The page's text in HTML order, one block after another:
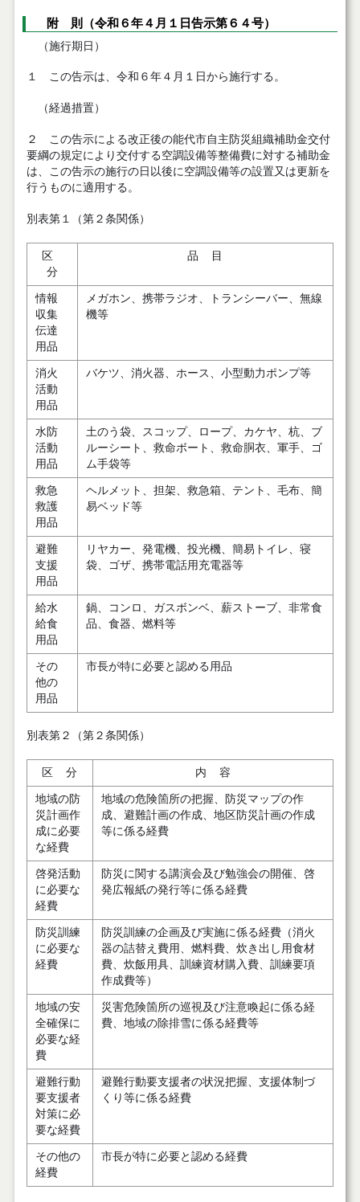
附 則（令和６年４月１日告示第６４号）
（施行期日）
１ この告示は、令和６年４月１日から施行する。
（経過措置）
２ この告示による改正後の能代市自主防災組織補助金交付
要綱の規定により交付する空調設備等整備費に対する補助金
は、この告示の施行の日以後に空調設備等の設置又は更新を
行うものに適用する。
別表第１（第２条関係）
区
分
品 目
情報
収集
伝達
用品
メガホン、携帯ラジオ、トランシーバー、無線
機等
消火
活動
用品
バケツ、消火器、ホース、小型動力ポンプ等
水防
活動
用品
土のう袋、スコップ、ロープ、カケヤ、杭、ブ
ルーシート、救命ボート、救命胴衣、軍手、ゴ
ム手袋等
救急
救護
用品
ヘルメット、担架、救急箱、テント、毛布、簡
易ベッド等
避難
支援
用品
リヤカー、発電機、投光機、簡易トイレ、寝
袋、ゴザ、携帯電話用充電器等
給水
給食
用品
鍋、コンロ、ガスボンベ、薪ストーブ、非常食
品、食器、燃料等
その
他の
用品
市長が特に必要と認める用品
別表第２（第２条関係）
区 分 内 容
地域の防
災計画作
成に必要
な経費
地域の危険箇所の把握、防災マップの作
成、避難計画の作成、地区防災計画の作成
等に係る経費
啓発活動
に必要な
経費
防災に関する講演会及び勉強会の開催、啓
発広報紙の発行等に係る経費
防災訓練
に必要な
経費
防災訓練の企画及び実施に係る経費（消火
器の詰替え費用、燃料費、炊き出し用食材
費、炊飯用具、訓練資材購入費、訓練要項
作成費等）
地域の安
全確保に
必要な経
費
災害危険箇所の巡視及び注意喚起に係る経
費、地域の除排雪に係る経費等
避難行動
要支援者
対策に必
要な経費
避難行動要支援者の状況把握、支援体制づ
くり等に係る経費
その他の
経費
市長が特に必要と認める経費